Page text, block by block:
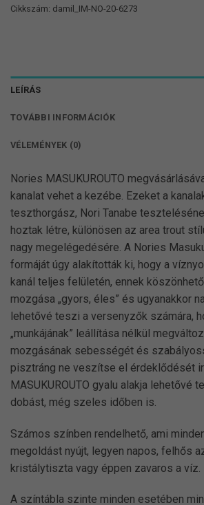
Cikkszám: damil_IM-NO-20-6273
LEÍRÁS
TOVÁBBI INFORMÁCIÓK
VÉLEMÉNYEK (0)
Nories MASUKUROUTO
kanalat vehet a kezébe. Ezeket a
teszthorgász, Nori Tanabe
hoztak létre, különösen az area trout
nagy megelégedésére. A Nories
formáját úgy alakították ki, hogy a
kanál teljes felületén, ennek
mozgása „gyors, éles” és ugyanakkor
lehetővé teszi a versenyzők számára,
„munkájának” leállítása nélkül
mozgásának sebességét és
pisztráng ne veszítse el érdeklődését
MASUKUROUTO gyalu alakja lehetővé
dobást, még szeles időben is.
Számos színben rendelhető, ami
megoldást nyújt, legyen napos, felhős
kristálytiszta vagy éppen zavaros a víz.
A színtábla szinte minden esetében